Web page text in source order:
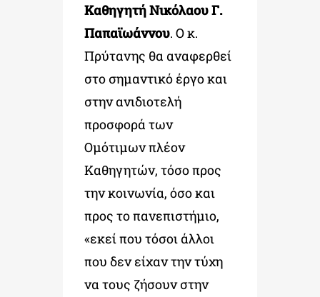
Καθηγητή Νικόλαου Γ.
Παπαϊωάννου. Ο κ.
Πρύτανης θα αναφερθεί
στο σημαντικό έργο και
στην ανιδιοτελή
προσφορά των
Ομότιμων πλέον
Καθηγητών, τόσο προς
την κοινωνία, όσο και
προς το πανεπιστήμιο,
«εκεί που τόσοι άλλοι
που δεν είχαν την τύχη
να τους ζήσουν στην